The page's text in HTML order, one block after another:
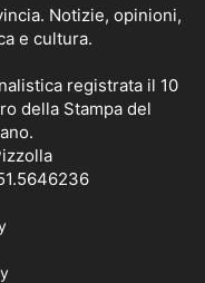
Notizie, opinioni,
e cultura.
registrata il 10
della Stampa del